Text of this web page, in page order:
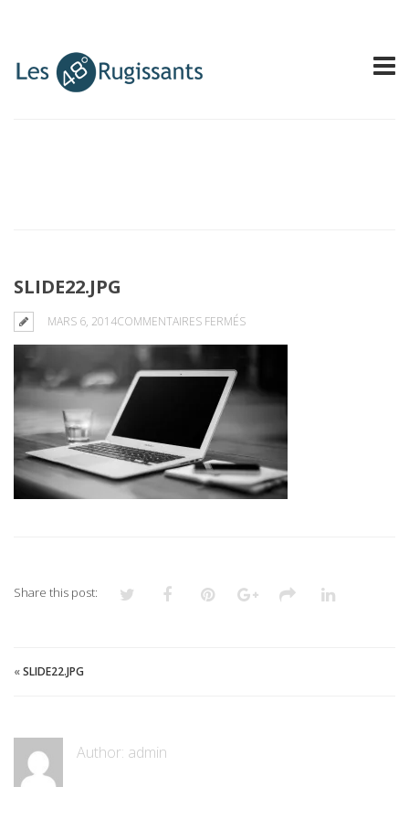
SLIDE22.JPG
MARS 6, 2014COMMENTAIRES FERMÉSSUR
SLIDE22.JPG
Share this post:
«SLIDE22.JPG
Author: admin